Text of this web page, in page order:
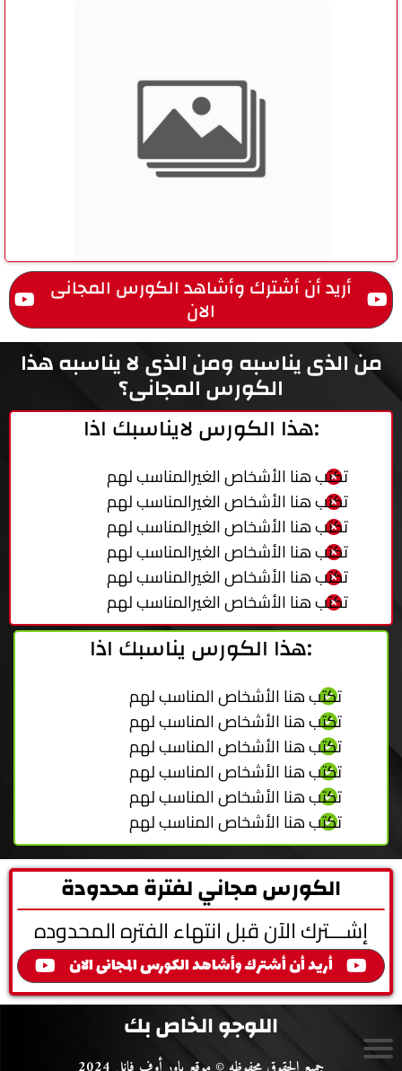
أريد أن أشترك وأشاهد الكورس المجانى
الان
من الذى يناسبه ومن الذى لا يناسبه هذا
الكورس المجانى؟
هذا الكورس لايناسبك اذا:
تكتب هنا الأشخاص الغيرالمناسب لهم
تكتب هنا الأشخاص الغيرالمناسب لهم
تكتب هنا الأشخاص الغيرالمناسب لهم
تكتب هنا الأشخاص الغيرالمناسب لهم
تكتب هنا الأشخاص الغيرالمناسب لهم
تكتب هنا الأشخاص الغيرالمناسب لهم
هذا الكورس يناسبك اذا:
تكتب هنا الأشخاص المناسب لهم
تكتب هنا الأشخاص المناسب لهم
تكتب هنا الأشخاص المناسب لهم
تكتب هنا الأشخاص المناسب لهم
تكتب هنا الأشخاص المناسب لهم
تكتب هنا الأشخاص المناسب لهم
الكورس مجاني لفترة محدودة
إشـــترك الآن قبل انتهاء الفتره المحدوده
أريد أن أشترك وأشاهد الكورس المجانى الان
اللوجو الخاص بك